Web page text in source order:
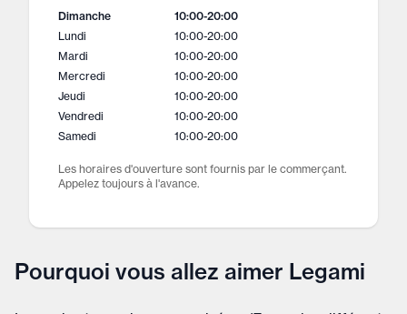
Dimanche 10:00-20:00
Lundi
10:00-20:00
Mardi
10:00-20:00
Mercredi
10:00-20:00
Jeudi
10:00-20:00
Vendredi
10:00-20:00
Samedi
10:00-20:00
Les horaires d'ouverture sont fournis par le commerçant.
Appelez toujours à l'avance.
Pourquoi vous allez aimer Legami